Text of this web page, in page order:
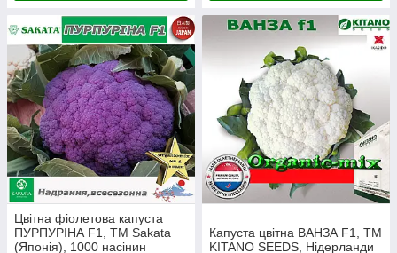
Цвітна фіолетова капуста
ПУРПУРІНА F1, ТМ Sakata
(Японія), 1000 насінин
Капуста цвітна ВАНЗА F1, ТМ
KITANO SEEDS, Нідерланди